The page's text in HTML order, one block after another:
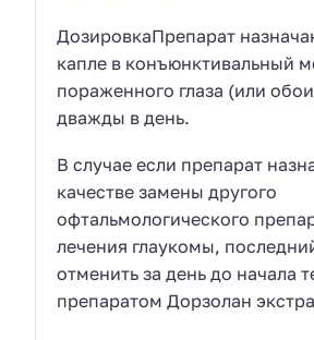
ДозировкаПрепарат
капле в конъюнктивальный
пораженного глаза (или
дважды в день.
В случае если препарат
качестве замены другого
офтальмологического
лечения глаукомы,
отменить за день до начала
препаратом Дорзолан